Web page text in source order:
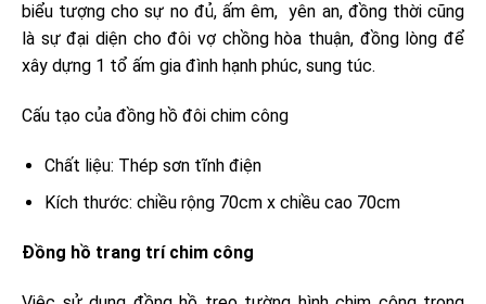
biểu tượng cho sự no đủ, ấm êm, yên an, đồng thời cũng
là sự đại diện cho đôi vợ chồng hòa thuận, đồng lòng để
xây dựng 1 tổ ấm gia đình hạnh phúc, sung túc.
Cấu tạo của đồng hồ đôi chim công
Chất liệu: Thép sơn tĩnh điện
Kích thước: chiều rộng 70cm x chiều cao 70cm
Đồng hồ trang trí chim công